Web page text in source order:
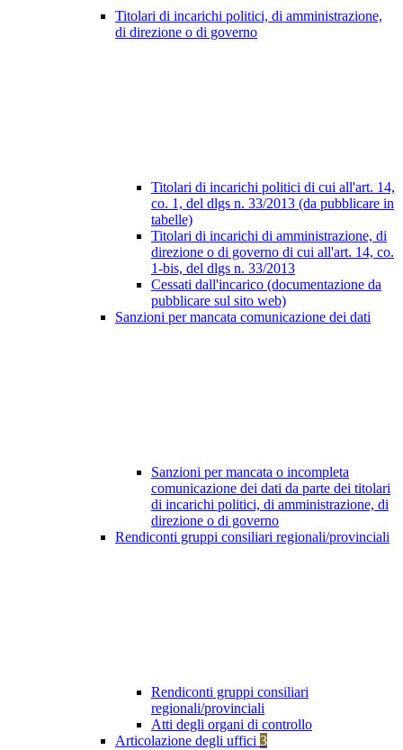
Titolari di incarichi politici, di amministrazione,
di direzione o di governo
Titolari di incarichi politici di cui all'art. 14,
co. 1, del dlgs n. 33/2013 (da pubblicare in
tabelle)
Titolari di incarichi di amministrazione, di
direzione o di governo di cui all'art. 14, co.
1-bis, del dlgs n. 33/2013
Cessati dall'incarico (documentazione da
pubblicare sul sito web)
Sanzioni per mancata comunicazione dei dati
Sanzioni per mancata o incompleta
comunicazione dei dati da parte dei titolari
di incarichi politici, di amministrazione, di
direzione o di governo
Rendiconti gruppi consiliari regionali/provinciali
Rendiconti gruppi consiliari
regionali/provinciali
Atti degli organi di controllo
Articolazione degli uffici 3